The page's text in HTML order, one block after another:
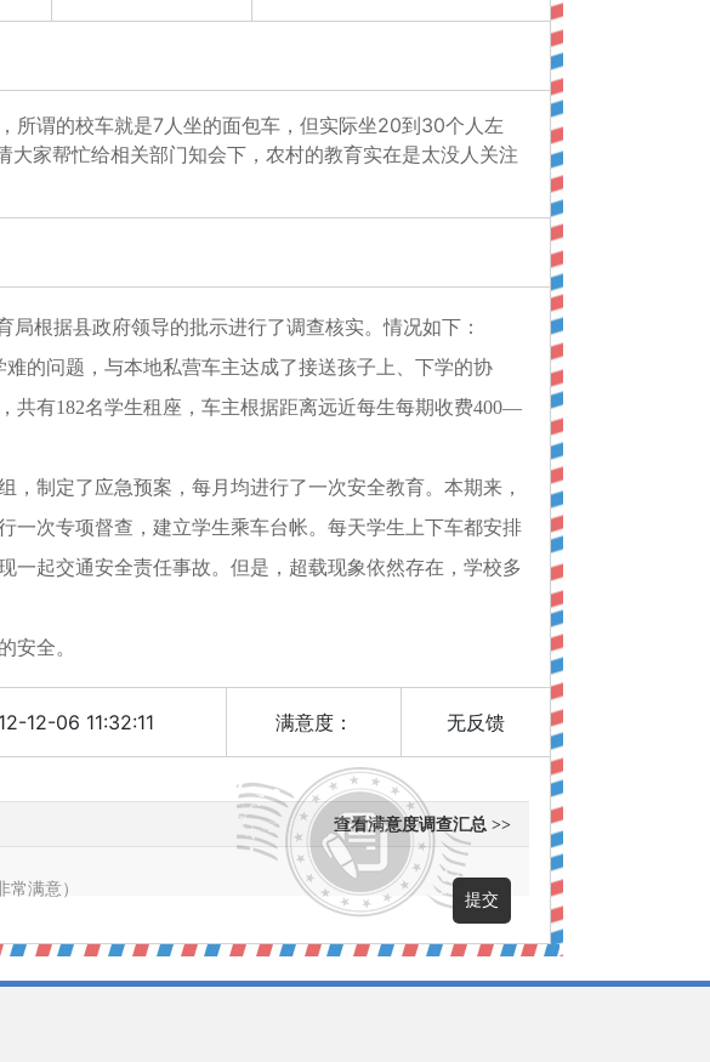
所谓的校车就是7人坐的面包车，但实际坐20到30个人左
家帮忙给相关部门知会下，农村的教育实在是太没人关注
根据县政府领导的批示进行了调查核实。情况如下：
的问题，与本地私营车主达成了接送孩子上、下学的协
共有182名学生租座，车主根据距离远近每生每期收费400—
制定了应急预案，每月均进行了一次安全教育。本期来，
一次专项督查，建立学生乘车台帐。每天学生上下车都安排
一起交通安全责任事故。但是，超载现象依然存在，学校多
安全。
12-06 11:32:11 满意度： 无反馈
查看满意度调查汇总 >>
常满意）